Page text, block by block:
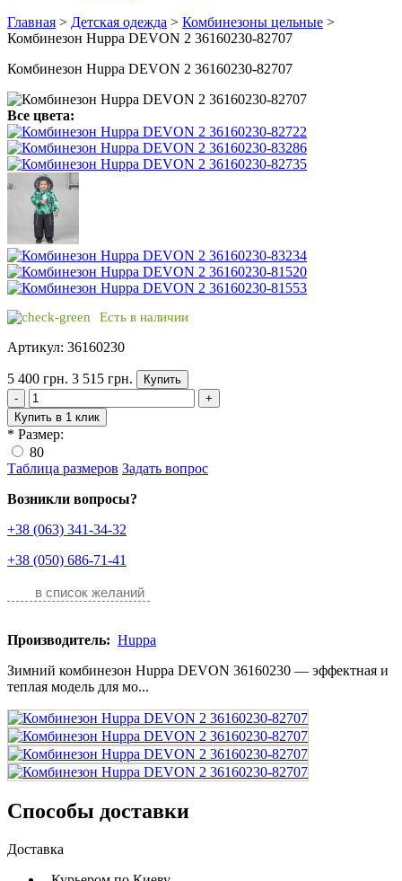
Главная > Детская одежда > Комбинезоны цельные >
Комбинезон Huppa DEVON 2 36160230-82707
Комбинезон Huppa DEVON 2 36160230-82707
Все цвета:
Есть в наличии
Артикул: 36160230
5 400 грн. 3 515 грн.
Купить
-
+
Купить в 1 клик
* Размер:
80
Таблица размеров Задать вопрос
Возникли вопросы?
+38 (063) 341-34-32
+38 (050) 686-71-41
в список желаний
Производитель: Huppa
Зимний комбинезон Huppa DEVON 36160230 — эффектная и
теплая модель для мо...
Способы доставки
Доставка